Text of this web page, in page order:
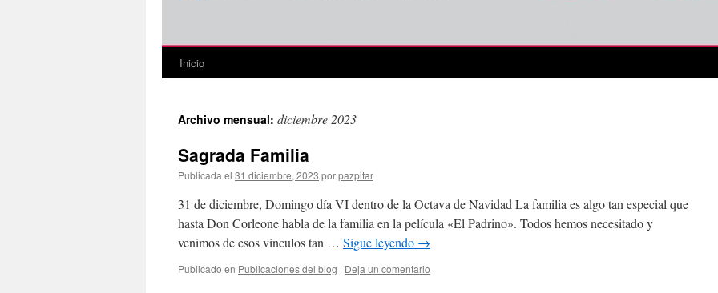
Inicio
Archivo mensual: diciembre 2023
Sagrada Familia
Publicada el 31 diciembre, 2023 porpazpitar
31 de diciembre, Domingo día VI dentro de la Octava de Navidad La familia es algo tan especial que
hasta Don Corleone habla de la familia en la película «El Padrino». Todos hemos necesitado y
venimos de esos vínculos tan … Sigue leyendo →
Publicado en Publicaciones del blog | Deja un comentario